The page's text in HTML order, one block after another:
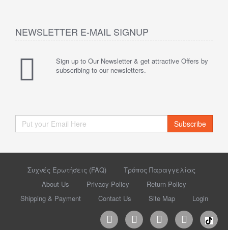
NEWSLETTER E-MAIL SIGNUP
Sign up to Our Newsletter & get attractive Offers by
subscribing to our newsletters.
Subscribe
Συχνές Ερωτήσεις (FAQ)
Τρόπος Παραγγελίας
About Us
Privacy Policy
Return Policy
Shipping & Payment
Contact Us Site Map Login